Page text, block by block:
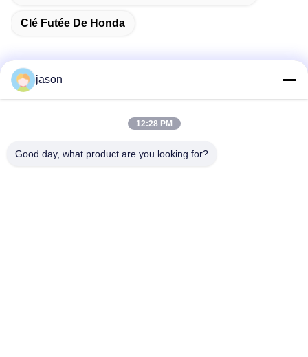
Clé Futée De Honda
7089 secteur 201101 Changhaï Chine de Zhongchun Rd
jason
12:28 PM
Good day, what product are you looking for?